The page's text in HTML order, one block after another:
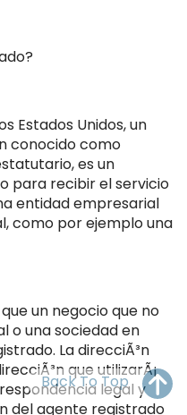
Estados Unidos, un
conocido como
es un
para recibir el servicio
entidad empresarial
como por ejemplo una
un negocio que no
o una sociedad en
La direcciÃ³n
que utilizarÃ¡
legal y
del agente registrado
Back To Top
MD
FL